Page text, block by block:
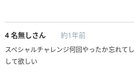
4 名無しさん 約1年前
スペシャルチャレンジ何回やったか忘れて
して欲しい